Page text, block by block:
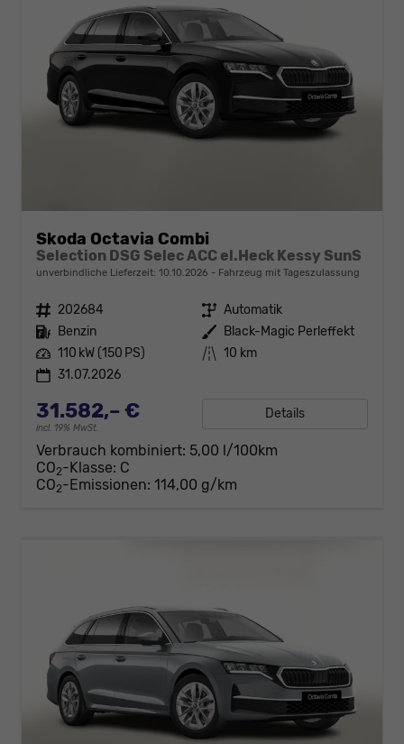
Skoda Octavia Combi
Selection DSG Selec ACC el.Heck Kessy SunS
unverbindliche Lieferzeit: 10.10.2026 Fahrzeug mit Tageszulassung
Fahrzeugnr. 202684 Getriebe Automatik
Kraftstoff Benzin Außenfarbe Black-Magic Perleffekt
Leistung 110 kW (150 PS) Kilometerstand 10 km
31.07.2026
31.582,– €
incl. 19% MwSt.
Details
Verbrauch kombiniert: 5,00 l/100km
CO2-Klasse: C
CO2-Emissionen: 114,00 g/km